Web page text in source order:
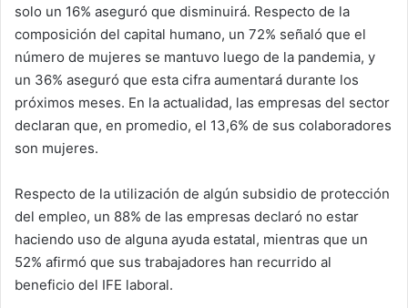
solo un 16% aseguró que disminuirá. Respecto de la
composición del capital humano, un 72% señaló que el
número de mujeres se mantuvo luego de la pandemia, y
un 36% aseguró que esta cifra aumentará durante los
próximos meses. En la actualidad, las empresas del sector
declaran que, en promedio, el 13,6% de sus colaboradores
son mujeres.
Respecto de la utilización de algún subsidio de protección
del empleo, un 88% de las empresas declaró no estar
haciendo uso de alguna ayuda estatal, mientras que un
52% afirmó que sus trabajadores han recurrido al
beneficio del IFE laboral.